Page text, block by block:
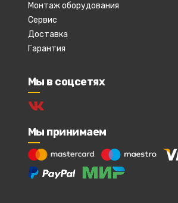
Монтаж оборудования
Сервис
Доставка
Гарантия
Мы в соцсетях
Мы принимаем